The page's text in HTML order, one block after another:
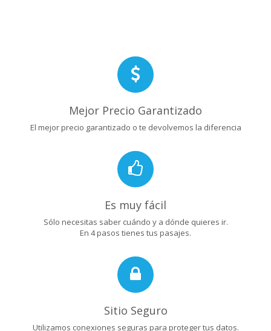
Mejor Precio Garantizado
El mejor precio garantizado o te devolvemos la diferencia
Es muy fácil
Sólo necesitas saber cuándo y a dónde quieres ir.
En 4 pasos tienes tus pasajes.
Sitio Seguro
Utilizamos conexiones seguras para proteger tus datos.